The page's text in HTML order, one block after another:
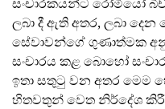
ලබා දී ඇති අතර, ලබා
සේවාවන්ගේ ගුණාත්මක
සංචාරය කළ බොහෝ
ඉතා සතුටු වන අතර මෙම
හිතවතුන් වෙත නිර්දේශ